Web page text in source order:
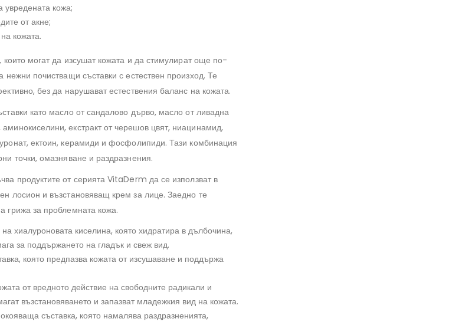
увредената кожа;
от акне;
кожата.
които могат да изсушат кожата и да стимулират още по-
нежни почистващи съставки с естествен произход. Те
без да нарушават естествения баланс на кожата.
като масло от сандалово дърво, масло от ливадна
екстракт от черешов цвят, ниацинамид,
ектоин, керамиди и фосфолипиди. Тази комбинация
точки, омазняване и раздразнения.
продуктите от серията VitaDerm да се използват в
лосион и възстановяващ крем за лице. Заедно те
грижа за проблемната кожа.
хиалуроновата киселина, която хидратира в дълбочина,
за поддържането на гладък и свеж вид.
която предпазва кожата от изсушаване и поддържа
от вредното действие на свободните радикали и
възстановяването и запазват младежкия вид на кожата.
съставка, която намалява раздразненията,